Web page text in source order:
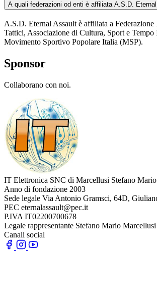
A quali federazioni od enti è affiliata A.S.D.
A.S.D. Eternal Assault è affiliata a
Tattici, Associazione di Cultura, Sport e
Movimento Sportivo Popolare Italia (MSP).
Sponsor
Collaborano con noi.
IT Elettronica SNC di Marcellusi Stefano
Anno di fondazione 2003
Sede legale Via Antonio Gramsci, 64D,
PEC eternalassault@pec.it
P.IVA IT02200700678
Legale rappresentante Stefano Mario Marcellusi
Canali social